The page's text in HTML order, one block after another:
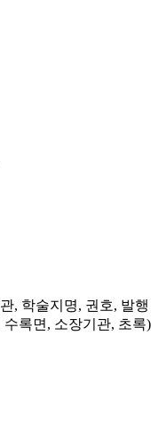
, 학술지명, 권호, 발행
록면, 소장기관, 초록)